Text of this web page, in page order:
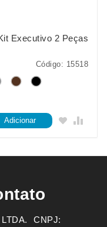
Executivo 2 Peças
Código: 15518
Adicionar
ㅤㅤㅤ CNPJ: